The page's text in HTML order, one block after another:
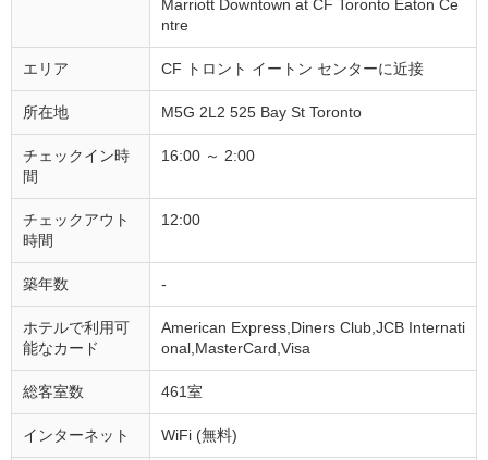
Marriott Downtown at CF Toronto Eaton Ce
ntre
エリア CF トロント イートン センターに近接
所在地 M5G 2L2 525 Bay St Toronto
チェックイン時
間
16:00 ～ 2:00
チェックアウト
時間
12:00
築年数 -
ホテルで利用可
能なカード
American Express,Diners Club,JCB Internati
onal,MasterCard,Visa
総客室数 461室
インターネット WiFi (無料)